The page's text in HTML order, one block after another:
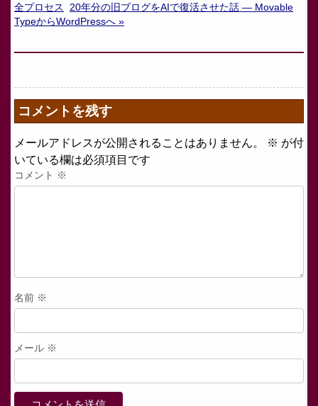
全プロセス
20年分の旧ブログをAIで復活させた話 — Movable
TypeからWordPressへ »
コメントを残す
メールアドレスが公開されることはありません。 ※ が付
いている欄は必須項目です
コメント ※
名前 ※
メール ※